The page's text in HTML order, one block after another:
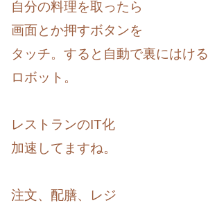
自分の料理を取ったら
画面とか押すボタンを
タッチ。すると自動で裏にはける
ロボット。
レストランのIT化
加速してますね。
注文、配膳、レジ